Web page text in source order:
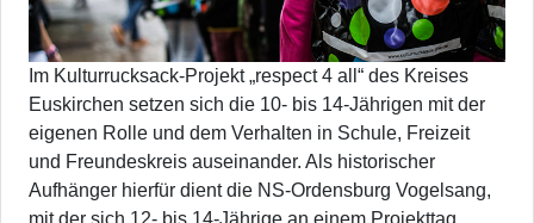
Im Kulturrucksack-Projekt „respect 4 all“ des Kreises
Euskirchen setzen sich die 10- bis 14-Jährigen mit der
eigenen Rolle und dem Verhalten in Schule, Freizeit
und Freundeskreis auseinander. Als historischer
Aufhänger hierfür dient die NS-Ordensburg Vogelsang,